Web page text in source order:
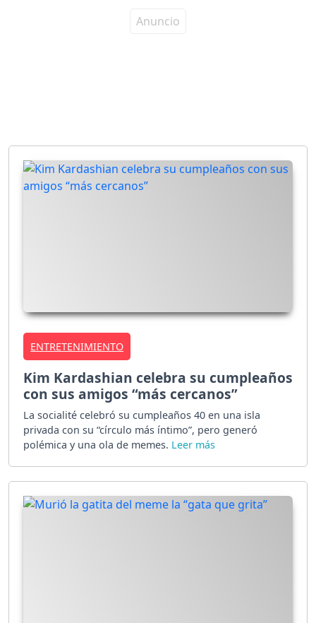
ENTRETENIMIENTO
Kim Kardashian celebra su cumpleaños
con sus amigos “más cercanos”
La socialité celebró su cumpleaños 40 en una isla
privada con su “círculo más íntimo”, pero generó
polémica y una ola de memes.